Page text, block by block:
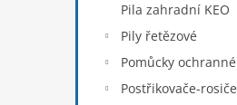
Pila zahradní KEO
Pily řetězové
Pomůcky ochranné
Postřikovače-rosiče